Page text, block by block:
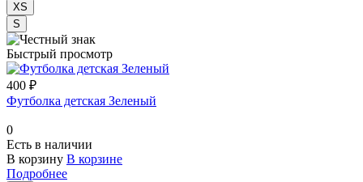
XS
S
Быстрый просмотр
400 ₽
Футболка детская Зеленый
0
Есть в наличии
В корзину В корзине
Подробнее